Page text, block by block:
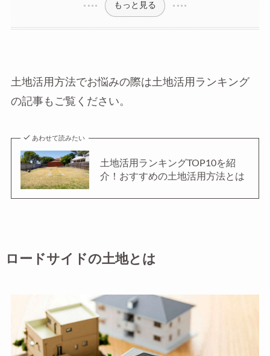
もっと見る
土地活用方法でお悩みの際は土地活用ランキング
の記事もご覧ください。
あわせて読みたい
土地活用ランキングTOP10を紹
介！おすすめの土地活用方法とは
ロードサイドの土地とは